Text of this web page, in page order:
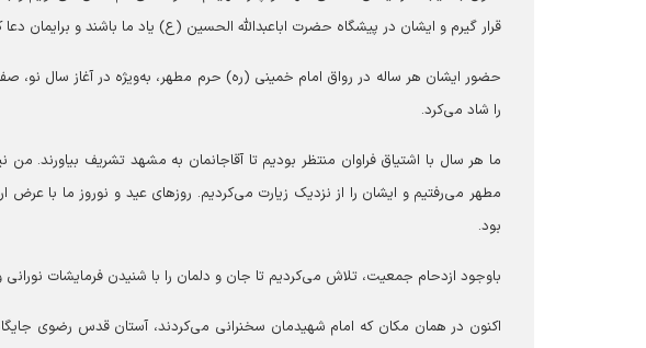
قرار گیرم و ایشان در پیشگاه حضرت اباعبدالله الحسین (ع) یاد ما باشند و برایمان دعا
حضور ایشان هر ساله در رواق امام خمینی (ره) حرم مطهر، به‌ویژه در آغاز سال
را شاد می‌کرد.
ما هر سال با اشتیاق فراوان منتظر بودیم تا آقاجانمان به مشهد تشریف بیاورند.
مطهر می‌رفتیم و ایشان را از نزدیک زیارت می‌کردیم. روزهای عید و نوروز ما با عرض
بود.
باوجود ازدحام جمعیت، تلاش می‌کردیم تا جان و دلمان را با شنیدن فرمایشات
اکنون در همان مکان که امام شهیدمان سخنرانی می‌کردند، آستان قدس رضوی